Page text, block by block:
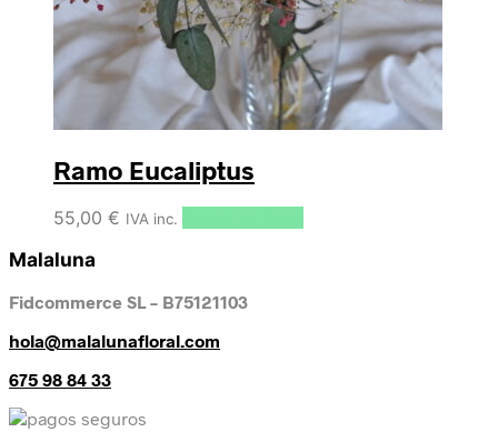
Ramo Eucaliptus
55,00 € IVA inc.
Malaluna
Fidcommerce SL – B75121103
hola@malalunafloral.com
675 98 84 33